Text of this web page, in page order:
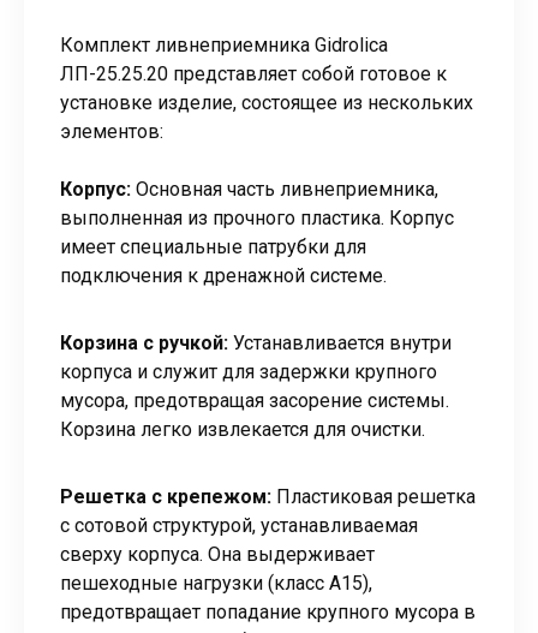
Комплект ливнеприемника Gidrolica
ЛП-25.25.20 представляет собой готовое к
установке изделие, состоящее из нескольких
элементов:
Корпус: Основная часть ливнеприемника,
выполненная из прочного пластика. Корпус
имеет специальные патрубки для
подключения к дренажной системе.
Корзина с ручкой: Устанавливается внутри
корпуса и служит для задержки крупного
мусора, предотвращая засорение системы.
Корзина легко извлекается для очистки.
Решетка с крепежом: Пластиковая решетка
с сотовой структурой, устанавливаемая
сверху корпуса. Она выдерживает
пешеходные нагрузки (класс А15),
предотвращает попадание крупного мусора в